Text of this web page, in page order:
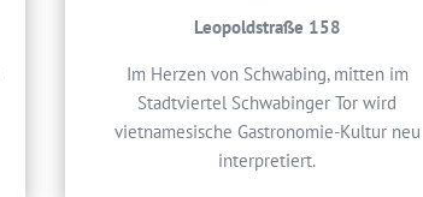
Leopoldstraße 158
Im Herzen von Schwabing, mitten im
Stadtviertel Schwabinger Tor wird
vietnamesische Gastronomie-Kultur neu
interpretiert.